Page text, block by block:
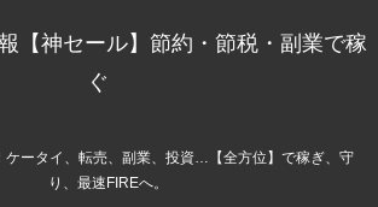
【神セール】節約・節税・副業で稼
ぐ
ケータイ、転売、副業、投資…【全方位】で稼ぎ、守
り、最速FIREへ。